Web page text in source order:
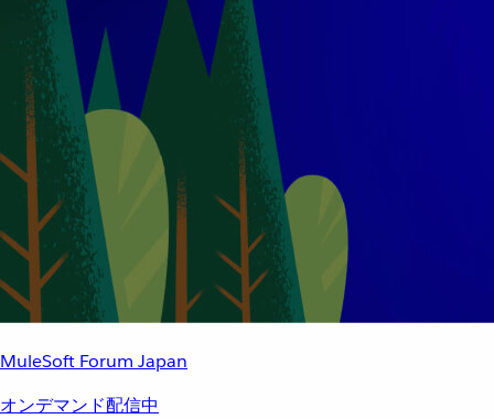
MuleSoft Forum Japan
オンデマンド配信中